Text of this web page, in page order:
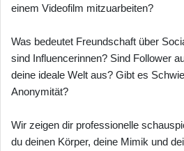
einem Videofilm mitzuarbeiten?
Was bedeutet Freundschaft über
sind Influencerinnen? Sind Follower
deine ideale Welt aus? Gibt es
Anonymität?
Wir zeigen dir professionelle
du deinen Körper, deine Mimik und